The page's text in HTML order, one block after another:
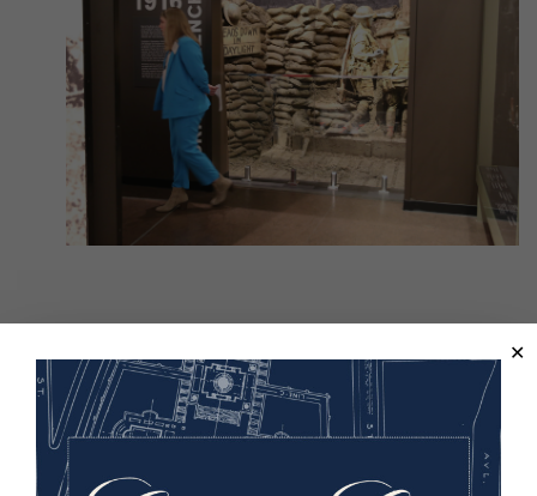
Trenches » et de la nouvelle vidéo immersive de «
Epilogue ». Les visiteurs qui ont visité ces deux zones
d'exposition dans le passé seront époustouflés par les
améliorations technologiques et la façon dont nous